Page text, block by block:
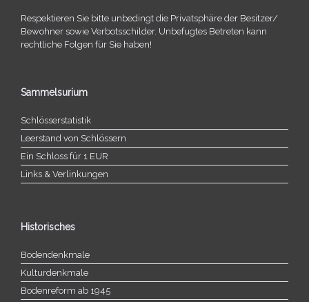
Respektieren Sie bitte unbe­dingt die Privatsphäre der Besitzer/​
Bewohner sowie Verbotsschilder. Unbefugtes Betreten kann
recht­li­che Folgen für Sie haben!
Sammelsurium
Schlösserstatistik
Leerstand von Schlössern
Ein Schloss für 1 EUR
Links & Verlinkungen
Historisches
Bodendenkmale
Kulturdenkmale
Bodenreform ab 1945